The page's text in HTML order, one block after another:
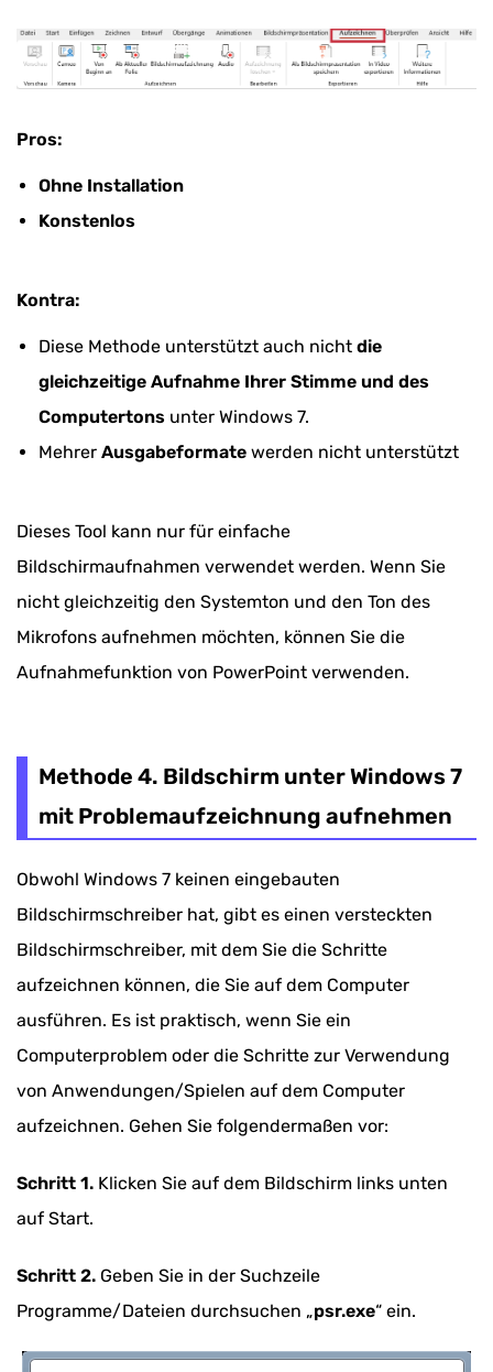
Pros:
Ohne Installation
Konstenlos
Kontra:
Diese Methode unterstützt auch nicht die
gleichzeitige Aufnahme Ihrer Stimme und des
Computertons unter Windows 7.
Mehrer Ausgabeformate werden nicht unterstützt
Dieses Tool kann nur für einfache
Bildschirmaufnahmen verwendet werden. Wenn Sie
nicht gleichzeitig den Systemton und den Ton des
Mikrofons aufnehmen möchten, können Sie die
Aufnahmefunktion von PowerPoint verwenden.
Methode 4. Bildschirm unter Windows 7
mit Problemaufzeichnung aufnehmen
Obwohl Windows 7 keinen eingebauten
Bildschirmschreiber hat, gibt es einen versteckten
Bildschirmschreiber, mit dem Sie die Schritte
aufzeichnen können, die Sie auf dem Computer
ausführen. Es ist praktisch, wenn Sie ein
Computerproblem oder die Schritte zur Verwendung
von Anwendungen/Spielen auf dem Computer
aufzeichnen. Gehen Sie folgendermaßen vor:
Schritt 1. Klicken Sie auf dem Bildschirm links unten
auf Start.
Schritt 2. Geben Sie in der Suchzeile
Programme/Dateien durchsuchen „psr.exe“ ein.